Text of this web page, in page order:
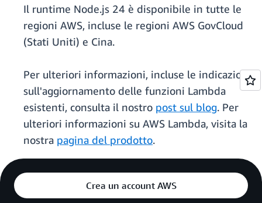
Il runtime Node.js 24 è disponibile in tutte le
regioni AWS, incluse le regioni AWS GovCloud
(Stati Uniti) e Cina.
Per ulteriori informazioni, incluse le indicazioni
sull'aggiornamento delle funzioni Lambda
esistenti, consulta il nostro post sul blog. Per
ulteriori informazioni su AWS Lambda, visita la
nostra pagina del prodotto.
Crea un account AWS